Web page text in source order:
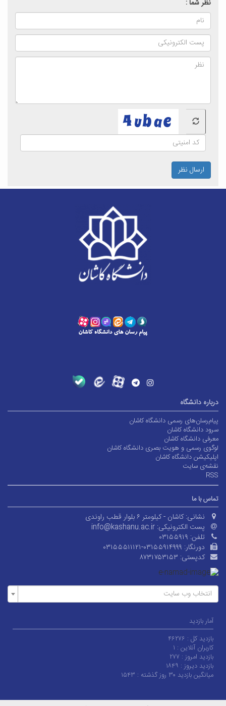
شما :
ارسال نظر
دانشگاه
رسمی دانشگاه کاشان
کاشان
دانشگاه کاشان
رسمی و هویت بصری دانشگاه کاشان
دانشگاه کاشان
سایت
ما
نشانی: کاشان - کیلومتر ۶ بلوار قطب راوندی
پست الکترونیکی:info@kashanu.ac.ir
تلفن: ۰۳۱۵۵۹۱۹
دورنگار:۰۳۱۵۵۵۱۱۱۲۱-۰۳۱۵۵۹۱۴۹۹۹
کدپستی:۸۷۳۱۷۵۳۱۵۳
وب سایت
کل :۴۶۲۷۶
آنلاین : ۱
امروز :۲۷۷
دیروز : ۱۸۴۹
بازدید ۳۰ روز گذشته :
۱۵۴۳